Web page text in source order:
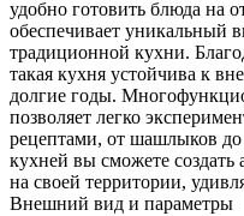
удобно готовить блюда на
обеспечивает уникальный
традиционной кухни.
такая кухня устойчива к
долгие годы.
позволяет легко
рецептами, от шашлыков до
кухней вы сможете создать
на своей территории,
Внешний вид и параметры